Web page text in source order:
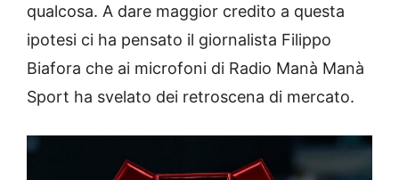
qualcosa. A dare maggior credito a questa
ipotesi ci ha pensato il giornalista Filippo
Biafora che ai microfoni di Radio Manà Manà
Sport ha svelato dei retroscena di mercato.